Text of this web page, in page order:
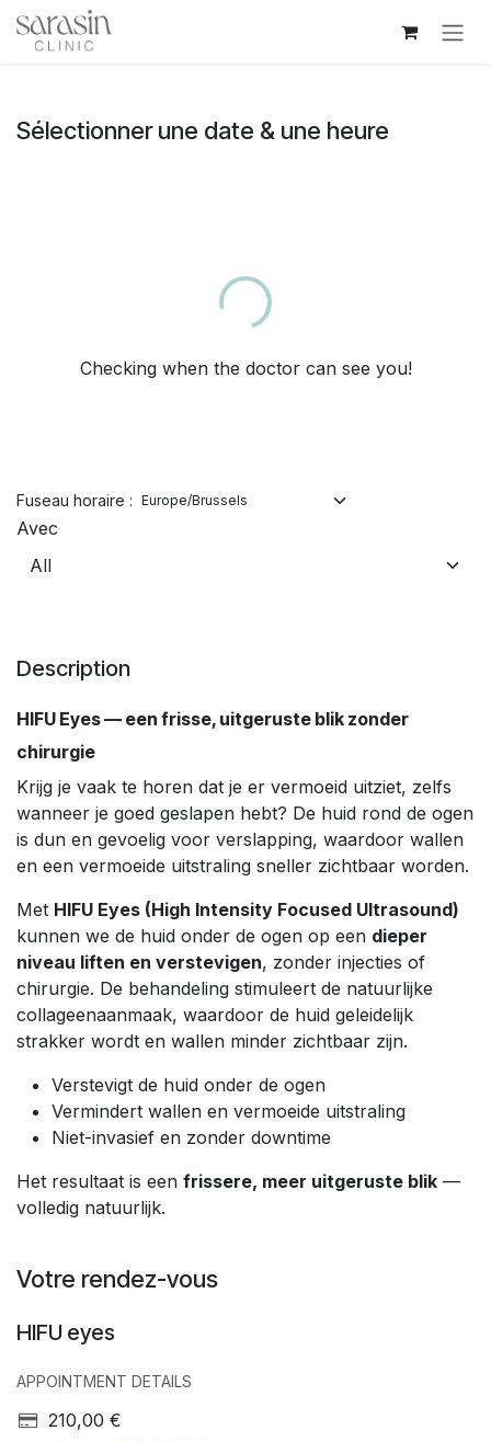
Se rendre au contenu
Sélectionner une date & une heure
Loading...
Checking when the doctor can see you!
Fuseau horaire :
Avec
Description
HIFU Eyes — een frisse, uitgeruste blik zonder
chirurgie
Krijg je vaak te horen dat je er vermoeid uitziet, zelfs
wanneer je goed geslapen hebt? De huid rond de ogen
is dun en gevoelig voor verslapping, waardoor wallen
en een vermoeide uitstraling sneller zichtbaar worden.
Met HIFU Eyes (High Intensity Focused Ultrasound)
kunnen we de huid onder de ogen op een dieper
niveau liften en verstevigen, zonder injecties of
chirurgie. De behandeling stimuleert de natuurlijke
collageenaanmaak, waardoor de huid geleidelijk
strakker wordt en wallen minder zichtbaar zijn.
Verstevigt de huid onder de ogen
Vermindert wallen en vermoeide uitstraling
Niet-invasief en zonder downtime
Het resultaat is een frissere, meer uitgeruste blik —
volledig natuurlijk.
Votre rendez-vous
HIFU eyes
APPOINTMENT DETAILS
210,00 €